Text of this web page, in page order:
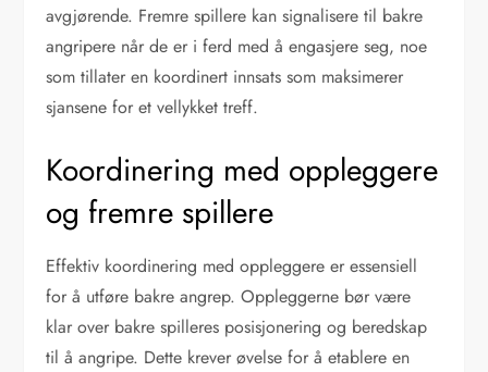
avgjørende. Fremre spillere kan signalisere til bakre
angripere når de er i ferd med å engasjere seg, noe
som tillater en koordinert innsats som maksimerer
sjansene for et vellykket treff.
Koordinering med oppleggere
og fremre spillere
Effektiv koordinering med oppleggere er essensiell
for å utføre bakre angrep. Oppleggerne bør være
klar over bakre spilleres posisjonering og beredskap
til å angripe. Dette krever øvelse for å etablere en